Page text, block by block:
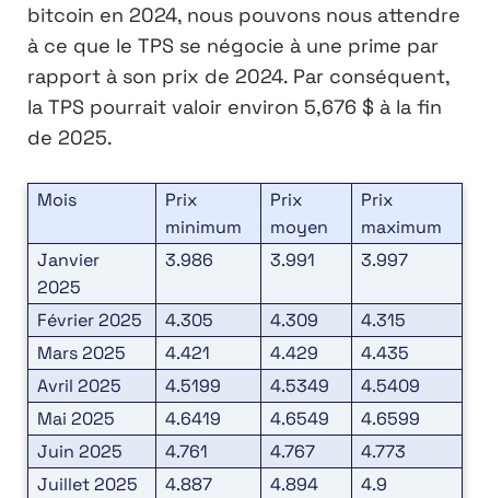
bitcoin en 2024, nous pouvons nous attendre
à ce que le TPS se négocie à une prime par
rapport à son prix de 2024. Par conséquent,
la TPS pourrait valoir environ 5,676 $ à la fin
de 2025.
Mois
Prix
minimum
Prix
moyen
Prix
maximum
Janvier
2025
3.986 3.991 3.997
Février 2025 4.305 4.309
4.315
Mars 2025
4.421 4.429
4.435
Avril 2025
4.5199 4.5349
4.5409
Mai 2025
4.6419 4.6549
4.6599
Juin 2025
4.761 4.767
4.773
Juillet 2025
4.887 4.894
4.9